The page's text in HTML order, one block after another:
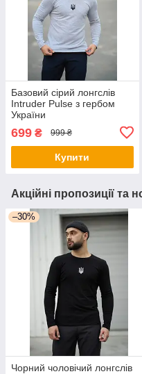
Базовий сірий лонгслів
Intruder Pulse з гербом
України
699 ₴ 999 ₴
Купити
Акційні пропозиції та
–30%
Чорний чоловічий лонгслів